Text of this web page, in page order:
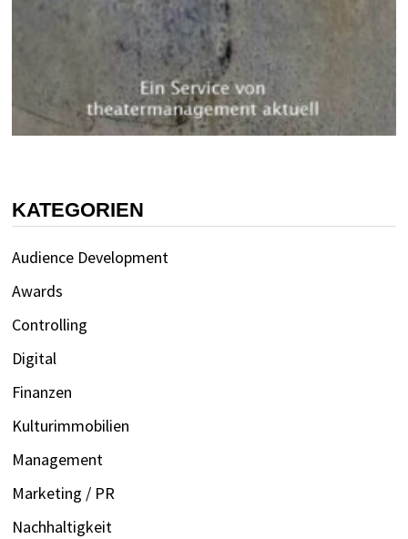
KATEGORIEN
Audience Development
Awards
Controlling
Digital
Finanzen
Kulturimmobilien
Management
Marketing / PR
Nachhaltigkeit